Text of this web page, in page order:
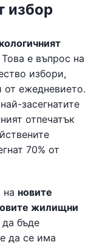
избор
Това е въпрос на
избори,
от ежедневието.
засегнатите
отпечатък
70% от
на новите
жилищни
бъде
да се има